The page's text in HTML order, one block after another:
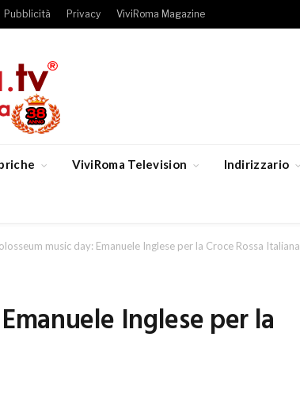
Pubblicità Privacy ViviRoma Magazine
ViviRoma Television Indirizzario
music day: Emanuele Inglese per la Croce Rossa Italiana
Inglese per la